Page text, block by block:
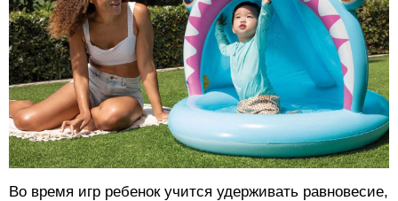
Во время игр ребенок учится удерживать равновесие,